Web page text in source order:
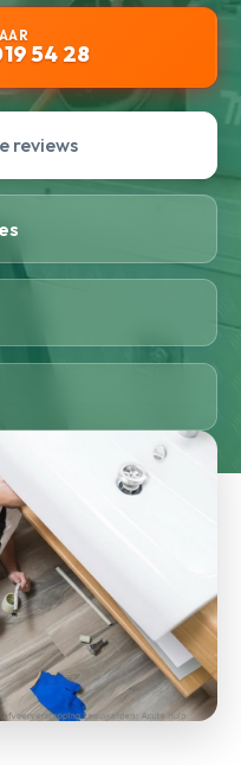
54 28
reviews